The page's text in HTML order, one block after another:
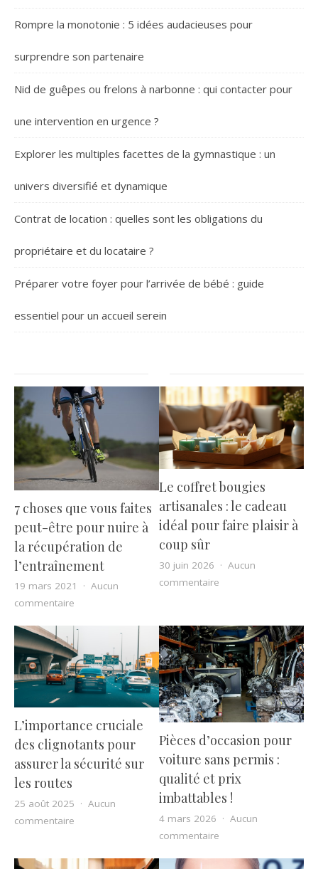
Rompre la monotonie : 5 idées audacieuses pour
surprendre son partenaire
Nid de guêpes ou frelons à narbonne : qui contacter pour
une intervention en urgence ?
Explorer les multiples facettes de la gymnastique : un
univers diversifié et dynamique
Contrat de location : quelles sont les obligations du
propriétaire et du locataire ?
Préparer votre foyer pour l’arrivée de bébé : guide
essentiel pour un accueil serein
7 choses que vous faites
peut-être pour nuire à
la récupération de
l’entraînement
19 mars 2021
Aucun
commentaire
Le coffret bougies
artisanales : le cadeau
idéal pour faire plaisir à
coup sûr
30 juin 2026
Aucun
commentaire
L’importance cruciale
des clignotants pour
assurer la sécurité sur
les routes
25 août 2025
Aucun
commentaire sur L’importance cruciale des clignotants pour
Pièces d’occasion pour
voiture sans permis :
qualité et prix
imbattables !
4 mars 2026
Aucun
commentaire